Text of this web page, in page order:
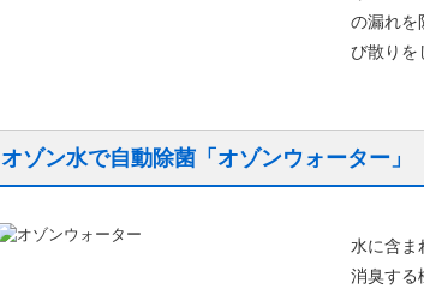
の漏れを
び散りを
オゾン水で自動除菌「オゾンウォーター」
水に含ま
消臭する